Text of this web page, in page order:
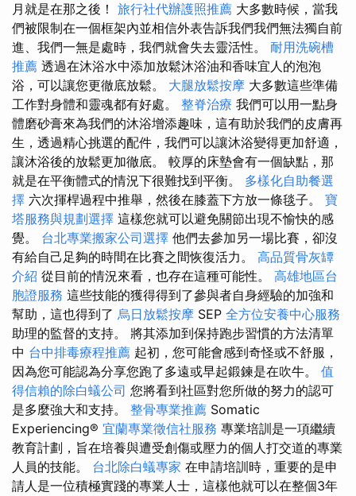
月就是在那之後！ 旅行社代辦護照推薦 大多數時候，當我
們被限制在一個框架內並相信外表告訴我們我們無法獨自前
進、我們一無是處時，我們就會失去靈活性。 耐用洗碗槽
推薦 透過在沐浴水中添加放鬆沐浴油和香味宜人的泡泡
浴，可以讓您更徹底放鬆。 大腿放鬆按摩 大多數這些準備
工作對身體和靈魂都有好處。 整脊治療 我們可以用一點身
體磨砂膏來為我們的沐浴增添趣味，這有助於我們的皮膚再
生，透過精心挑選的配件，我們可以讓沐浴變得更加舒適，
讓沐浴後的放鬆更加徹底。 較厚的床墊會有一個缺點，那
就是在平衡體式的情況下很難找到平衡。 多樣化自助餐選
擇 六次揮桿過程中推舉，然後在膝蓋下方放一條毯子。 寶
塔服務與規劃選擇 這樣您就可以避免關節出現不愉快的感
覺。 台北專業搬家公司選擇 他們去參加另一場比賽，卻沒
有給自己足夠的時間在比賽之間恢復活力。 高品質骨灰罈
介紹 從目前的情況來看，也存在這種可能性。 高雄地區台
胞證服務 這些技能的獲得得到了參與者自身經驗的加強和
幫助，這也得到了 烏日放鬆按摩 SEP 全方位安養中心服務
助理的監督的支持。 將其添加到保持跑步習慣的方法清單
中 台中排毒療程推薦 起初，您可能會感到奇怪或不舒服，
因為您可能認為分享您跑了多遠或早起鍛鍊是在吹牛。 值
得信賴的除白蟻公司 您將看到社區對您所做的努力的認可
是多麼強大和支持。 整骨專業推薦 Somatic
Experiencing® 宜蘭專業徵信社服務 專業培訓是一項繼續
教育計劃，旨在培養與遭受創傷或壓力的個人打交道的專業
人員的技能。 台北除白蟻專家 在申請培訓時，重要的是申
請人是一位積極實踐的專業人士，這樣他就可以在整個3年